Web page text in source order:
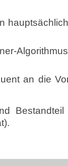
an die
Bestandteil